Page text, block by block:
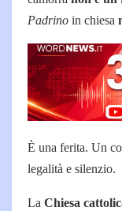
Padrino in chiesa
È una ferita. Un
legalità e silenzio.
La Chiesa